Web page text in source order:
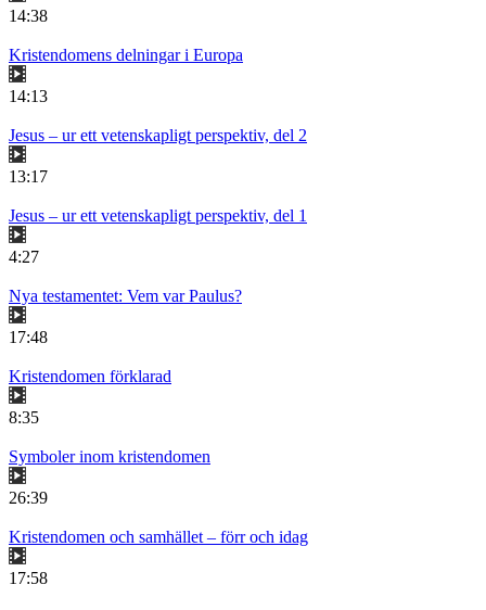
14:38
Kristendomens delningar i Europa
14:13
Jesus – ur ett vetenskapligt perspektiv, del 2
13:17
Jesus – ur ett vetenskapligt perspektiv, del 1
4:27
Nya testamentet: Vem var Paulus?
17:48
Kristendomen förklarad
8:35
Symboler inom kristendomen
26:39
Kristendomen och samhället – förr och idag
17:58